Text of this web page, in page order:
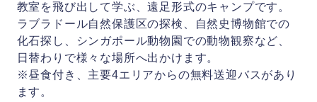
教室を飛び出して学ぶ、遠足形式のキャンプです。
ラブラドール自然保護区の探検、自然史博物館での
化石探し、シンガポール動物園での動物観察など、
日替わりで様々な場所へ出かけます。
※昼食付き、主要4エリアからの無料送迎バスがあり
ます。